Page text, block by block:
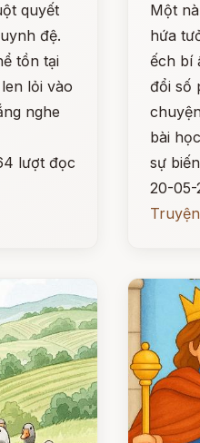
quyết
đệ.
tồn tại
lỏi vào
nghe
lượt đọc
Một
hứa
ếch bí
đổi số
bài
sự
20-05-